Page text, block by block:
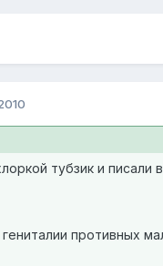
тубзик и
противных